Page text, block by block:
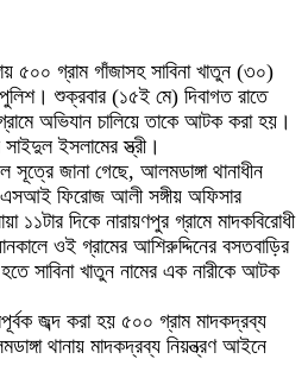
৫০০ গ্রাম গাঁজাসহ সাবিনা খাতুন (৩০)
শুক্রবার (১৫ই মে) দিবাগত রাতে
অভিযান চালিয়ে তাকে আটক করা হয়।
ইসলামের স্ত্রী।
সূত্রে জানা গেছে, আলমডাঙ্গা থানাধীন
ফিরোজ আলী সঙ্গীয় অফিসার
১১টার দিকে নারায়ণপুর গ্রামে মাদকবিরোধী
ওই গ্রামের আশিরুদ্দিনের বসতবাড়ির
সাবিনা খাতুন নামের এক নারীকে আটক
জব্দ করা হয় ৫০০ গ্রাম মাদকদ্রব্য
থানায় মাদকদ্রব্য নিয়ন্ত্রণ আইনে